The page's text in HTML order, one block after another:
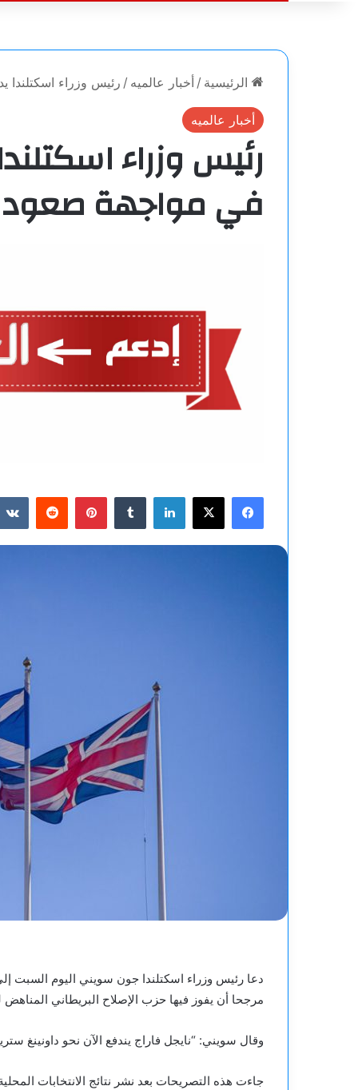
الرئيسية / أخبار عالميه / رئيس وزراء اسكتلندا
أخبار عالميه
رئيس وزراء
في مواجهة صعود
فيسبوك
‫X لينكدإن بينتيريست
دعا رئيس وزراء اسكتلندا جون سويني اليوم السبت إلى
مرجحا أن يفوز فيها حزب الإصلاح البريطاني المناهض
وقال سويني: “نايجل فاراج يندفع الآن نحو داونينغ
جاءت هذه التصريحات بعد نشر نتائج الانتخابات